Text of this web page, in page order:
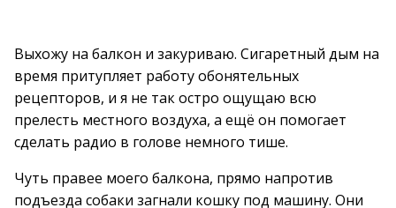
Выхожу на балкон и закуриваю. Сигаретный дым на
время притупляет работу обонятельных
рецепторов, и я не так остро ощущаю всю
прелесть местного воздуха, а ещё он помогает
сделать радио в голове немного тише.
Чуть правее моего балкона, прямо напротив
подъезда собаки загнали кошку под машину. Они